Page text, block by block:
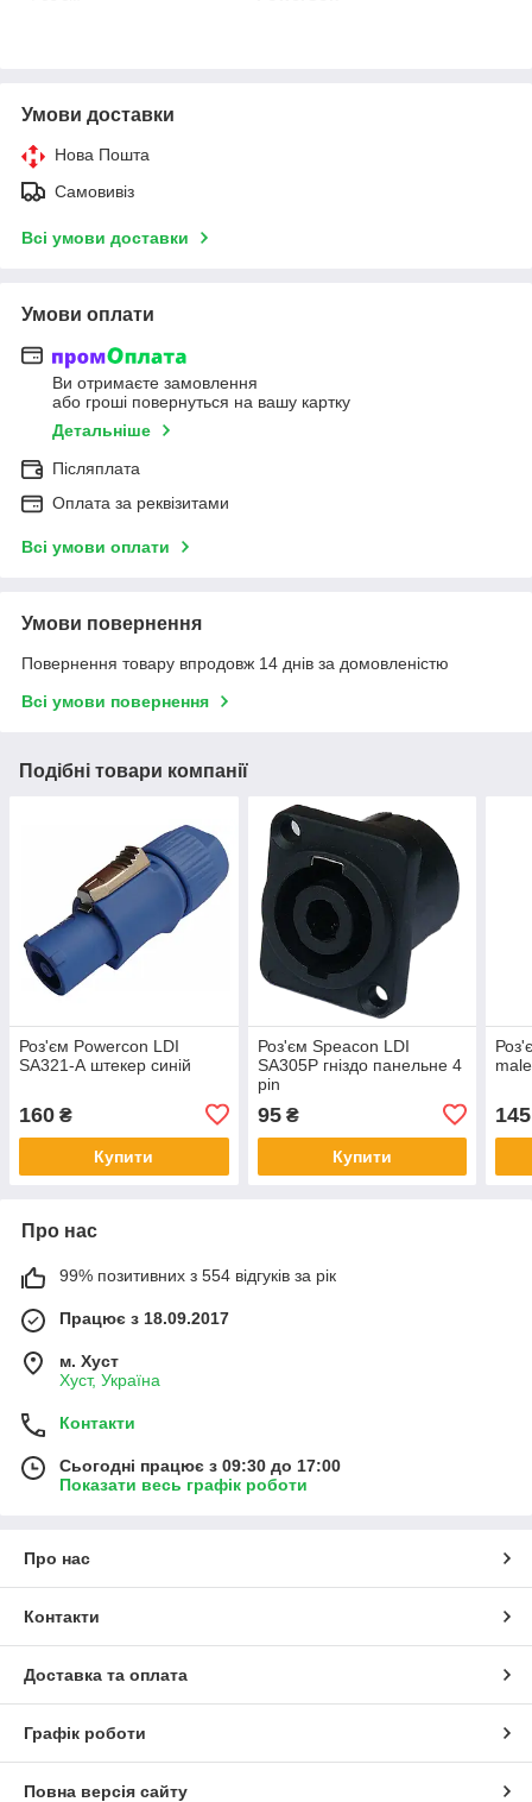
Умови доставки
Нова Пошта
Самовивіз
Всі умови доставки
Умови оплати
Ви отримаєте замовлення
або гроші повернуться на вашу картку
Детальніше
Післяплата
Оплата за реквізитами
Всі умови оплати
Умови повернення
Повернення товару впродовж 14 днів за домовленістю
Всі умови повернення
Подібні товари компанії
Роз'єм Powercon LDI
SA321-А штекер синій
160 ₴
Купити
Роз'єм Speacon LDI
SA305P гніздо панельне 4
pin
95₴
Купити
145
Про нас
99% позитивних з 554 відгуків за рік
Працює з 18.09.2017
м. Хуст
Хуст, Україна
Контакти
Сьогодні працює з 09:30 до 17:00
Показати весь графік роботи
Про нас
Контакти
Доставка та оплата
Графік роботи
Повна версія сайту